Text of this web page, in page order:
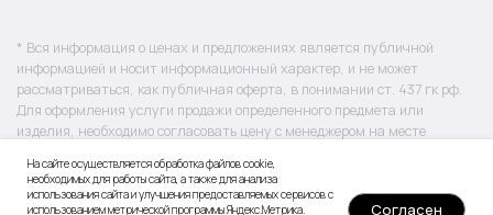
На сайте осуществляется обработка файлов cookie,
необходимых для работы сайта, а также для анализа
использования сайта и улучшения предоставляемых сервисов с
использованием метрической программы Яндекс.Метрика.
Согласен